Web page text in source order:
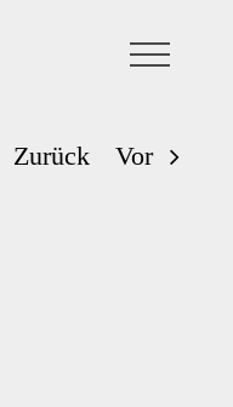
Zurück
Vor